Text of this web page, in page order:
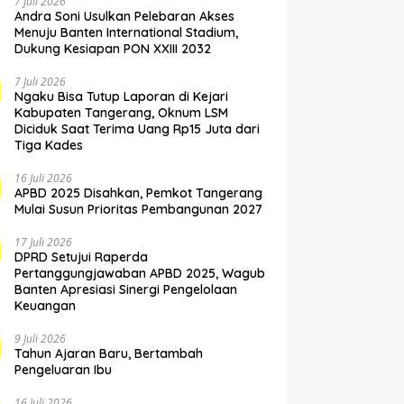
Andra Soni Usulkan Pelebaran Akses
Menuju Banten International Stadium,
Dukung Kesiapan PON XXIII 2032
7 Juli 2026
Ngaku Bisa Tutup Laporan di Kejari
Kabupaten Tangerang, Oknum LSM
Diciduk Saat Terima Uang Rp15 Juta dari
Tiga Kades
16 Juli 2026
APBD 2025 Disahkan, Pemkot Tangerang
Mulai Susun Prioritas Pembangunan 2027
17 Juli 2026
DPRD Setujui Raperda
Pertanggungjawaban APBD 2025, Wagub
Banten Apresiasi Sinergi Pengelolaan
Keuangan
9 Juli 2026
Tahun Ajaran Baru, Bertambah
Pengeluaran Ibu